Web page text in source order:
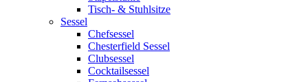
Tisch- & Stuhlsitze
Sessel
Chefsessel
Chesterfield Sessel
Clubsessel
Cocktailsessel